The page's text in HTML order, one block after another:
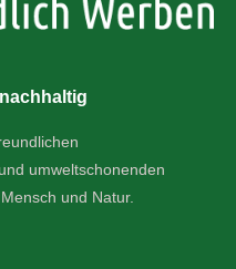
umweltschonenden
und Natur.